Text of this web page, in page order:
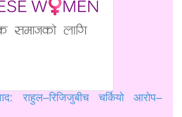
राहुल–रिजिजुबीच चर्कियो आरोप–